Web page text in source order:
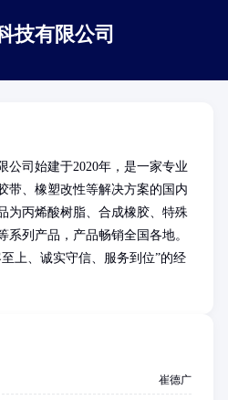
技有限公司
公司始建于2020年，是一家专业
带、橡塑改性等解决方案的国内
为丙烯酸树脂、合成橡胶、特殊
系列产品，产品畅销全国各地。
上、诚实守信、服务到位”的经
崔德广